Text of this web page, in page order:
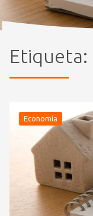
Etiqueta:
Economía